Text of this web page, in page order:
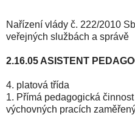
Nařízení vlády č. 222/2010
veřejných službách a správě
2.16.05 ASISTENT
4. platová třída
1. Přímá pedagogická
výchovných pracích